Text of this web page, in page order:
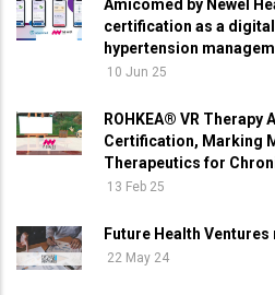
Amicomed by Newel
certification as a
hypertension
10 Jun 25
ROHKEA® VR Therapy
Certification, Marking
Therapeutics for
13 Feb 25
Future Health
22 May 24